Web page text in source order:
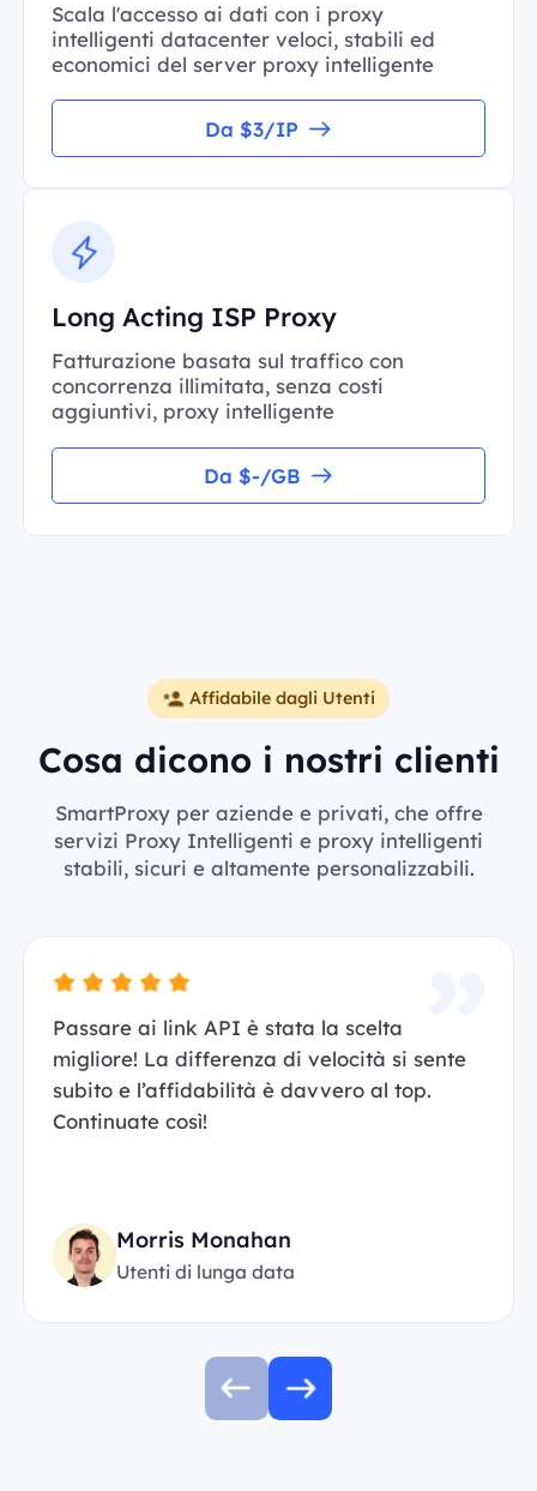
Scala l'accesso ai dati con i proxy
intelligenti datacenter veloci, stabili ed
economici del server proxy intelligente
Da $3/IP
Long Acting ISP Proxy
Fatturazione basata sul traffico con
concorrenza illimitata, senza costi
aggiuntivi, proxy intelligente
Da $-/GB
Affidabile dagli Utenti
Cosa dicono i nostri clienti
SmartProxy per aziende e privati, che offre
servizi Proxy Intelligenti e proxy intelligenti
stabili, sicuri e altamente personalizzabili.
Passare ai link API è stata la scelta
migliore! La differenza di velocità si sente
subito e l’affidabilità è davvero al top.
Continuate così!
Morris Monahan
Utenti di lunga data